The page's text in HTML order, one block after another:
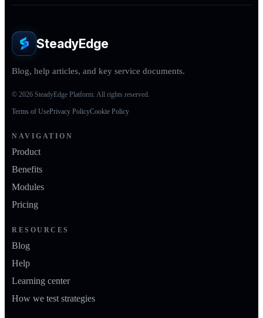
SteadyEdge
Blog, help articles, and key service documents.
© 2026 SteadyEdge Platform. All rights reserved.
Terms of UsePrivacy PolicyCookie Policy
NAVIGATION
Product
Benefits
Modules
Pricing
RESOURCES
Blog
Help
Learning center
How we test strategies